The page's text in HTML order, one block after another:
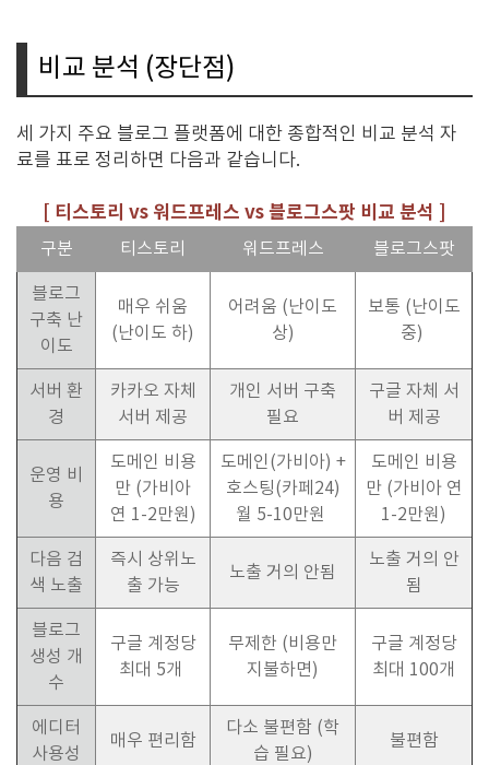
비교 분석 (장단점)
세 가지 주요 블로그 플랫폼에 대한 종합적인 비교 분석 자
료를 표로 정리하면 다음과 같습니다.
[ 티스토리 vs 워드프레스 vs 블로그스팟 비교 분석 ]
구분 티스토리 워드프레스 블로그스팟
블로그
구축 난
이도
매우 쉬움
(난이도 하)
어려움 (난이도
상)
보통 (난이도
중)
서버 환
경
카카오 자체
서버 제공
개인 서버 구축
필요
구글 자체 서
버 제공
운영 비
용
도메인 비용
만 (가비아
연 1-2만원)
도메인(가비아) +
호스팅(카페24)
월 5-10만원
도메인 비용
만 (가비아 연
1-2만원)
다음 검
색 노출
즉시 상위노
출 가능
노출 거의 안됨
노출 거의 안
됨
블로그
생성 개
수
구글 계정당
최대 5개
무제한 (비용만
지불하면)
구글 계정당
최대 100개
에디터
사용성
매우 편리함
다소 불편함 (학
습 필요)
불편함